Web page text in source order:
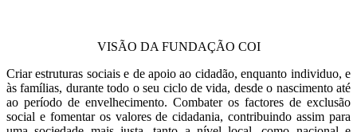
VISÃO DA FUNDAÇÃO COI
Criar estruturas sociais e de apoio ao cidadão, enquanto individuo, e
às famílias, durante todo o seu ciclo de vida, desde o nascimento até
ao período de envelhecimento. Combater os factores de exclusão
social e fomentar os valores de cidadania, contribuindo assim para